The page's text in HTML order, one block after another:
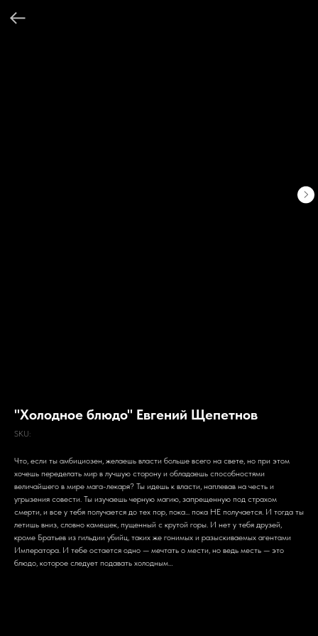
"Холодное блюдо" Евгений Щепетнов
SKU:
Что, если ты амбициозен, желаешь власти больше всего на свете, но при этом
хочешь переделать мир в лучшую сторону и обладаешь способностями
величайшего в мире мага-лекаря? Ты идешь к власти, наплевав на честь и
угрызения совести. Ты изучаешь черную магию, запрещенную под страхом
смерти, и все у тебя получается до тех пор, пока... пока НЕ получается. И тогда ты
летишь вниз, словно камешек, пущенный с крутой горы. И нет у тебя друзей,
кроме Братьев из гильдии убийц, таких же гонимых и разыскиваемых агентами
Императора. И тебе остается одно — мечтать о мести, но ведь месть — это
блюдо, которое следует подавать холодным…